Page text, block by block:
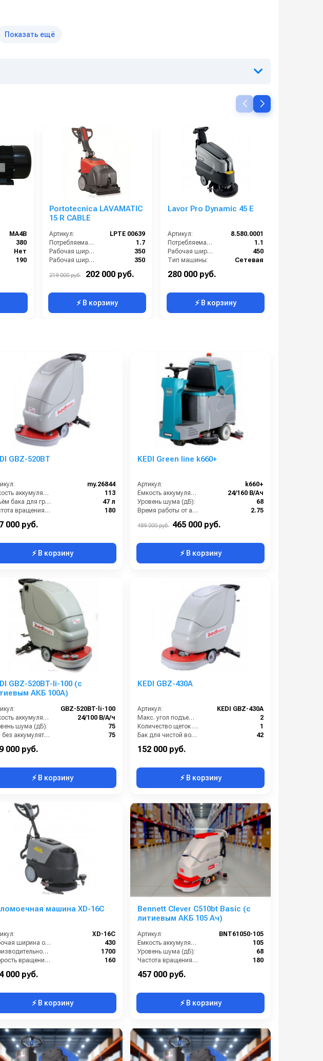
Показать ещё
MA4B
380
Нет
190
Portotecnica LAVAMATIC
15 R CABLE
Артикул:
LPTE 00639
Потребляемая мощность (кВт):
1.7
Рабочая ширина (мм):
350
Рабочая ширина щеток (мм):
350
Сетевая
Ширина вакуумной чистки (мм):
219 000 руб. 202 000 руб.
⚡ В корзину
Lavor Pro Dynamic 45 E
Артикул:
8.580.0001
Потребляемая мощность (кВт):
1.1
Рабочая ширина щеток (мм):
450
Тип машины:
Сетевая
Уровень шума (дБ):
Ширина всасывающей балки (мм):
280 000 руб.
⚡ В корзину
GBZ-520BT
my.26844
Ёмкость аккумуляторов (Ач):
113
Объём бака для грязной воды (л):
47 л
Частота вращения щетки (об/мин):
180
000 руб.
⚡ В корзину
KEDI Green line k660+
Артикул:
k660+
Ёмкость аккумуляторов (Ач):
24/160 В/Ач
Уровень шума (дБ):
68
Время работы от аккумуляторов (ч):
2.75
489 000 руб. 465 000 руб.
⚡ В корзину
GBZ-520BT-li-100 (с
АКБ 100А)
GBZ-520BT-li-100
Ёмкость аккумуляторов (Ач):
24/100 В/А/ч
шума (дБ):
75
Вес без аккумуляторов (кг):
75
000 руб.
⚡ В корзину
KEDI GBZ-430A
Артикул:
KEDI GBZ-430A
Макс. угол подъема (%):
2
Количество щеток (шт):
1
Бак для чистой воды (л):
42
152 000 руб.
⚡ В корзину
машина XD-16С
XD-16С
Рабочая ширина основной щётки (мм):
430
Производительность по площади (м2/ч):
1700
Скорость вращения щёток (об/мин):
160
000 руб.
⚡ В корзину
Bennett Clever C510bt Basic (с
литиевым АКБ 105 Ач)
Артикул:
BNT61050-105
Ёмкость аккумуляторов (Ач):
105
Уровень шума (дБ):
68
Частота вращения щетки (об/мин):
180
457 000 руб.
⚡ В корзину